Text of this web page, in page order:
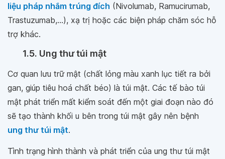
liệu pháp nhắm trúng đích (Nivolumab, Ramucirumab,
Trastuzumab,...), xạ trị hoặc các biện pháp chăm sóc hỗ
trợ khác.
1.5. Ung thư túi mật
Cơ quan lưu trữ mật (chất lỏng màu xanh lục tiết ra bởi
gan, giúp tiêu hoá chất béo) là túi mật. Các tế bào túi
mật phát triển mất kiểm soát đến một giai đoạn nào đó
sẽ tạo thành khối u bên trong túi mật gây nên bệnh
ung thư túi mật.
Tình trạng hình thành và phát triển của ung thư túi mật